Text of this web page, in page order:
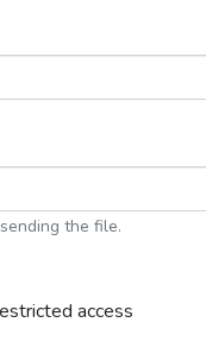
the file.
access